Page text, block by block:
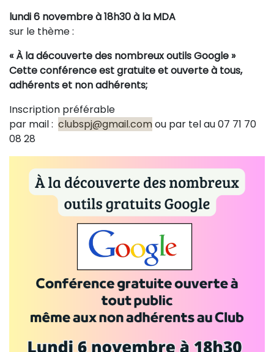
lundi 6 novembre à 18h30à la MDA
sur le thème :
« À la découverte des nombreux outils Google »
Cette conférence est gratuite et ouverte à tous,
adhérents et non adhérents;
Inscription préférable
par mail : clubspj@gmail.comou par tel au 07 71 70
08 28